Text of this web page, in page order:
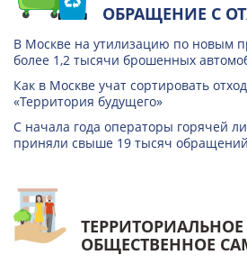
ОБРАЩЕНИЕ С
В Москве на утилизацию по новым
более 1,2 тысячи брошенных
Как в Москве учат сортировать
«Территория будущего»
С начала года операторы горячей
приняли свыше 19 тысяч обращений
ТЕРРИТОРИАЛЬНОЕ
ОБЩЕСТВЕННОЕ